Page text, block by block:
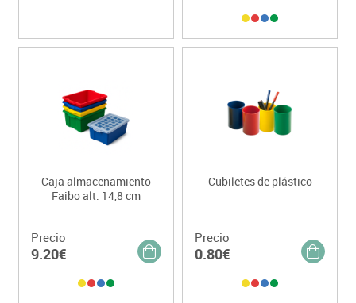
Caja almacenamiento
Faibo alt. 14,8 cm
Precio
9.20€
Cubiletes de plástico
Precio
0.80€